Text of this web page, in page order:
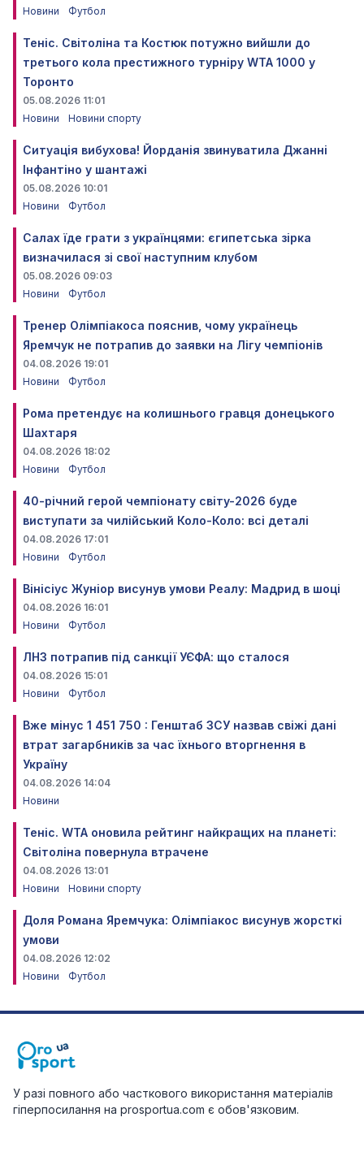
Новини
Футбол
Теніс. Світоліна та Костюк потужно вийшли до
третього кола престижного турніру WTA 1000 у
Торонто
05.08.2026 11:01
Новини
Новини спорту
Ситуація вибухова! Йорданія звинуватила Джанні
Інфантіно у шантажі
05.08.2026 10:01
Новини
Футбол
Салах їде грати з українцями: єгипетська зірка
визначилася зі свої наступним клубом
05.08.2026 09:03
Новини
Футбол
Тренер Олімпіакоса пояснив, чому українець
Яремчук не потрапив до заявки на Лігу чемпіонів
04.08.2026 19:01
Новини
Футбол
Рома претендує на колишнього гравця донецького
Шахтаря
04.08.2026 18:02
Новини
Футбол
40-річний герой чемпіонату світу-2026 буде
виступати за чилійський Коло-Коло: всі деталі
04.08.2026 17:01
Новини
Футбол
Вінісіус Жуніор висунув умови Реалу: Мадрид в шоці
04.08.2026 16:01
Новини
Футбол
ЛНЗ потрапив під санкції УЄФА: що сталося
04.08.2026 15:01
Новини
Футбол
Вже мінус 1 451 750 : Генштаб ЗСУ назвав свіжі дані
втрат загарбників за час їхнього вторгнення в
Україну
04.08.2026 14:04
Новини
Теніс. WTA оновила рейтинг найкращих на планеті:
Світоліна повернула втрачене
04.08.2026 13:01
Новини
Новини спорту
Доля Романа Яремчука: Олімпіакос висунув жорсткі
умови
04.08.2026 12:02
Новини
Футбол
У разі повного або часткового використання матеріалів
гіперпосилання на prosportua.com є обов'язковим.